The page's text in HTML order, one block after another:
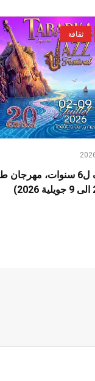
ثقافة
بعد كسوف ل6 سنوات،